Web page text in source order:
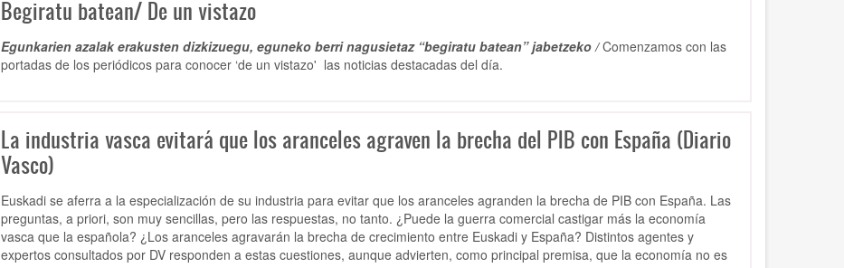
Begiratu batean/ De un vistazo
Egunkarien azalak erakusten dizkizuegu, eguneko berri nagusietaz “begiratu batean” jabetzeko /Comenzamos con las
portadas de los periódicos para conocer ‘de un vistazo' las noticias destacadas del día.
La industria vasca evitará que los aranceles agraven la brecha del PIB con España (Diario
Vasco)
Euskadi se aferra a la especialización de su industria para evitar que los aranceles agranden la brecha de PIB con España. Las
preguntas, a priori, son muy sencillas, pero las respuestas, no tanto. ¿Puede la guerra comercial castigar más la economía
vasca que la española? ¿Los aranceles agravarán la brecha de crecimiento entre Euskadi y España? Distintos agentes y
expertos consultados por DV responden a estas cuestiones, aunque advierten, como principal premisa, que la economía no es